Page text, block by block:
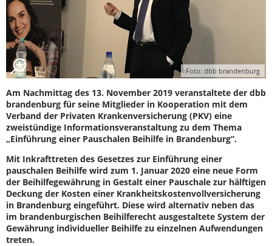
Foto: dbb brandenburg
Am Nachmittag des 13. November 2019 veranstaltete der dbb
brandenburg für seine Mitglieder in Kooperation mit dem
Verband der Privaten Krankenversicherung (PKV) eine
zweistündige Informationsveranstaltung zu dem Thema
„Einführung einer Pauschalen Beihilfe in Brandenburg“.
Mit Inkrafttreten des Gesetzes zur Einführung einer
pauschalen Beihilfe wird zum 1. Januar 2020 eine neue Form
der Beihilfegewährung in Gestalt einer Pauschale zur hälftigen
Deckung der Kosten einer Krankheitskostenvollversicherung
in Brandenburg eingeführt. Diese wird alternativ neben das
im brandenburgischen Beihilferecht ausgestaltete System der
Gewährung individueller Beihilfe zu einzelnen Aufwendungen
treten.